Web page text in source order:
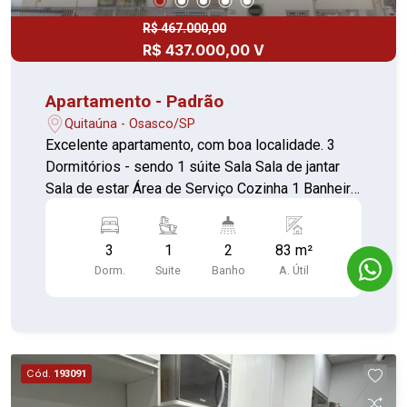
R$ 467.000,00
R$ 437.000,00 V
Apartamento - Padrão
Quitaúna - Osasco/SP
Excelente apartamento, com boa localidade. 3
Dormitórios - sendo 1 súite Sala Sala de jantar
Sala de estar Área de Serviço Cozinha 1 Banheiro
garagem Playground Apartamento completo, com
83 metros quadrados, teto em gesso,
porcelanato, revestimento acústico, três quartos
próximo a mercados, comércios, farmácias,
padarias e pontos de ônibus. Pronto para morar,
3
Dorm.
1
Suite
2
Banho
83 m²
A. Útil
Cód. 193091